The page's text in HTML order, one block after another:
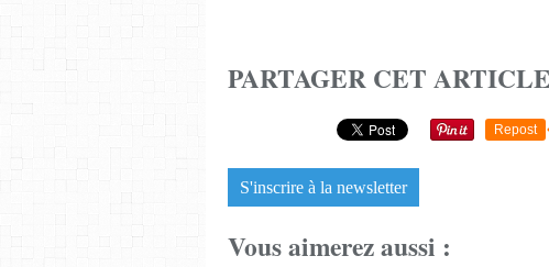
PARTAGER CET ARTICLE
Repost
S'inscrire à la newsletter
Vous aimerez aussi :